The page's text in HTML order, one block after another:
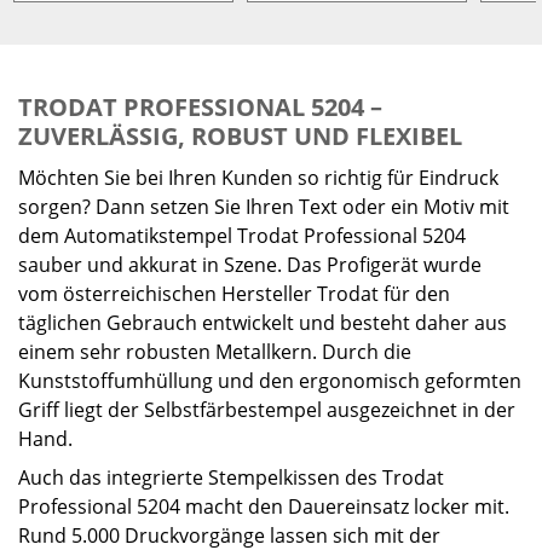
TRODAT PROFESSIONAL 5204 –
ZUVERLÄSSIG, ROBUST UND FLEXIBEL
Möchten Sie bei Ihren Kunden so richtig für Eindruck
sorgen? Dann setzen Sie Ihren Text oder ein Motiv mit
dem Automatikstempel Trodat Professional 5204
sauber und akkurat in Szene. Das Profigerät wurde
vom österreichischen Hersteller Trodat für den
täglichen Gebrauch entwickelt und besteht daher aus
einem sehr robusten Metallkern. Durch die
Kunststoffumhüllung und den ergonomisch geformten
Griff liegt der Selbstfärbestempel ausgezeichnet in der
Hand.
Auch das integrierte Stempelkissen des Trodat
Professional 5204 macht den Dauereinsatz locker mit.
Rund 5.000 Druckvorgänge lassen sich mit der